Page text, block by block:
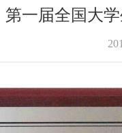
第一届全国大